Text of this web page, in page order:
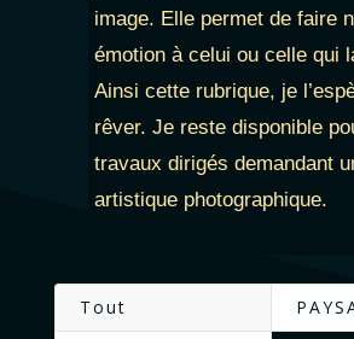
image. Elle permet de faire
émotion à celui ou celle qui
Ainsi cette rubrique, je
rêver. Je reste disponible
travaux dirigés demandant
artistique photographique.
Tout